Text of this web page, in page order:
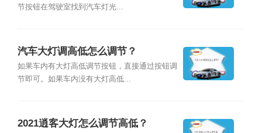
节按钮在驾驶室找到汽车灯光...
汽车大灯调高低怎么调节？
如果车内有大灯高低调节按钮，直接通过按钮调
节即可。如果车内没有大灯高低...
2021逍客大灯怎么调节高低？